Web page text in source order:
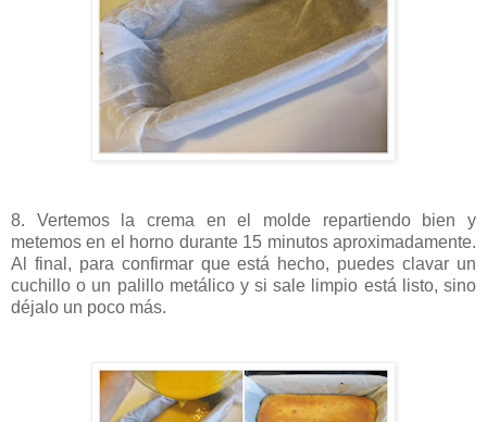
8. Vertemos la crema en el molde repartiendo bien y
metemos en el horno durante 15 minutos aproximadamente.
Al final, para confirmar que está hecho, puedes clavar un
cuchillo o un palillo metálico y si sale limpio está listo, sino
déjalo un poco más.